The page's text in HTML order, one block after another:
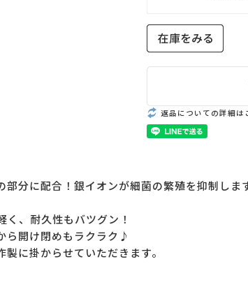
返品についての詳細は
分に配合！銀イオンが細菌の繁殖を抑制します
、耐久性もバツグン！
ら開け閉めもラクラク♪
に掛からせていただきます。